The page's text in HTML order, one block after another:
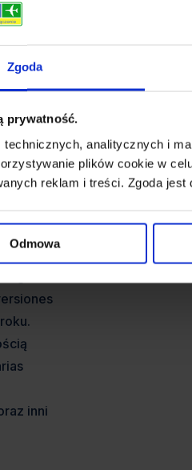
Zgoda
prywatność.
technicznych, analitycznych i
plików cookie w
reklam i treści. Zgoda
Odmowa
2010
jako
jej
inni